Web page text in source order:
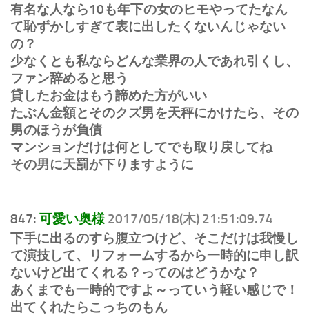
有名な人なら10も年下の女のヒモやってたなん
て恥ずかしすぎて表に出したくないんじゃない
の？
少なくとも私ならどんな業界の人であれ引くし、
ファン辞めると思う
貸したお金はもう諦めた方がいい
たぶん金額とそのクズ男を天秤にかけたら、その
男のほうが負債
マンションだけは何としてでも取り戻してね
その男に天罰が下りますように
847: 可愛い奥様 2017/05/18(木) 21:51:09.74
下手に出るのすら腹立つけど、そこだけは我慢し
て演技して、リフォームするから一時的に申し訳
ないけど出てくれる？ってのはどうかな？
あくまでも一時的ですよ～っていう軽い感じで！
出てくれたらこっちのもん